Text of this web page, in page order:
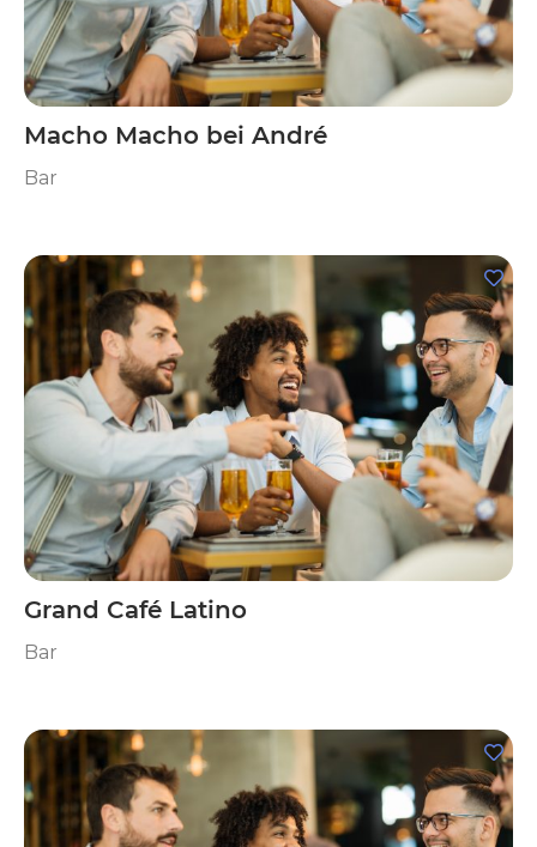
Macho Macho bei André
Bar
Grand Café Latino
Bar